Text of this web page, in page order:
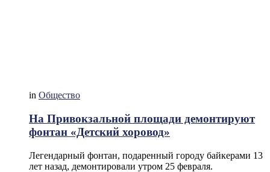
in Общество
На Привокзальной площади демонтируют
фонтан «Детский хоровод»
Легендарный фонтан, подаренный городу байкерами 13
лет назад, демонтировали утром 25 февраля.